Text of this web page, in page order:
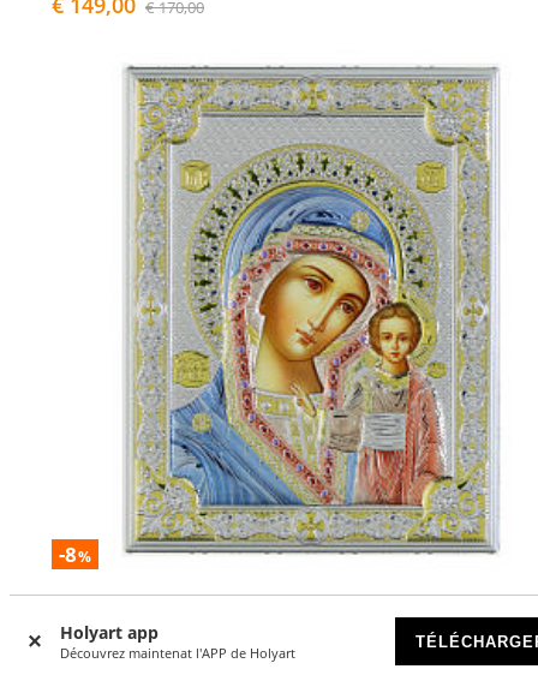
Holyart app
Découvrez maintenat l'APP de Holyart
€ 170,00
-8%
25x20 cm
DISPONIBLE